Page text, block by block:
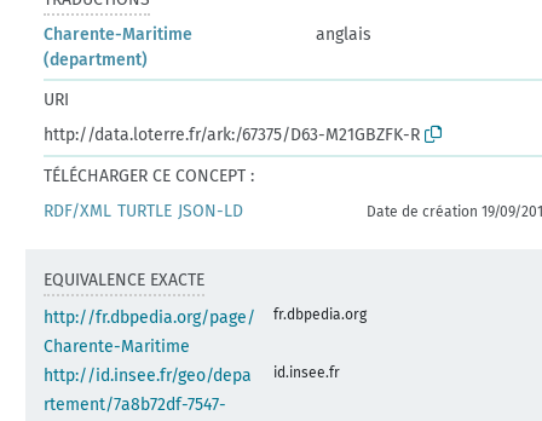
Charente-Maritime
(department)
anglais
URI
http://data.loterre.fr/ark:/67375/D63-M21GBZFK-R
TÉLÉCHARGER CE CONCEPT :
RDF/XML TURTLE JSON-LD Date de création 19/09/
EQUIVALENCE EXACTE
http://fr.dbpedia.org/page/
Charente-Maritime
fr.dbpedia.org
http://id.insee.fr/geo/depa
rtement/7a8b72df-7547-
id.insee.fr